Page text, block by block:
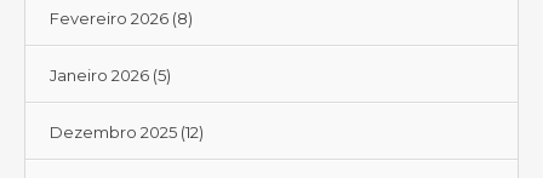
Fevereiro 2026 (8)
Janeiro 2026 (5)
Dezembro 2025 (12)